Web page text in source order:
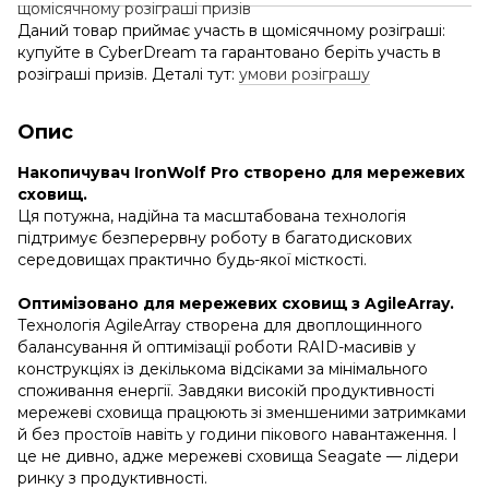
Даний товар приймає участь в щомісячному розіграші:
купуйте в CyberDream та гарантовано беріть участь в
розіграші призів. Деталі тут: умови розіграшу
Опис
Накопичувач IronWolf Pro створено для мережевих
сховищ.
Ця потужна, надійна та масштабована технологія
підтримує безперервну роботу в багатодискових
середовищах практично будь-якої місткості.
Оптимізовано для мережевих сховищ з AgileArray.
Технологія AgileArray створена для двоплощинного
балансування й оптимізації роботи RAID-масивів у
конструкціях із декількома відсіками за мінімального
споживання енергії. Завдяки високій продуктивності
мережеві сховища працюють зі зменшеними затримками
й без простоїв навіть у години пікового навантаження. І
це не дивно, адже мережеві сховища Seagate — лідери
ринку з продуктивності.